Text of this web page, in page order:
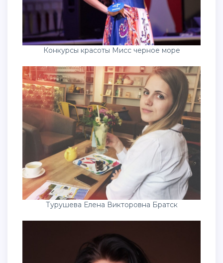
Конкурсы красоты Мисс черное море
Турушева Елена Викторовна Братск